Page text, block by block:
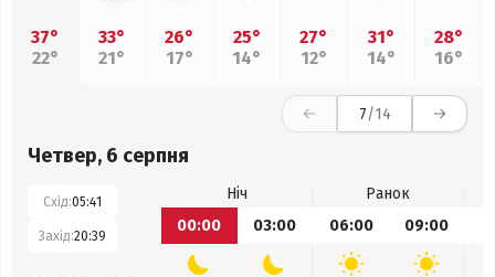
37°
22°
33°
21°
26°
17°
25°
14°
27°
12°
31°
14°
28°
16°
7/14
Четвер, 6 серпня
Схід:05:41
Захід:20:39
Ніч
Ранок
00:00
03:00 06:00 09:00